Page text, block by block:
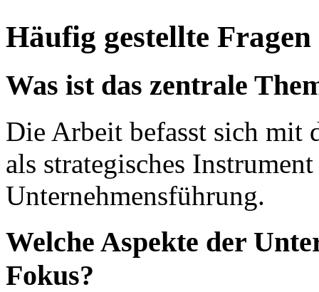
Häufig gestellte Fragen
Was ist das zentrale
Die Arbeit befasst sich mit
als strategisches
Unternehmensführung.
Welche Aspekte der
Fokus?